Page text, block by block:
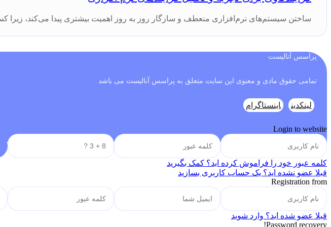
ساختن سیستم‌های نرم‌افزاری منعطف و سازگار روز به روز اهمیت بیشتری پیدا می‌کند، زیرا
پراسس آنالیست
تمامی حقوق مادی و معنوی این سایت متعلق به پراسس آنالیست می باشد
لینکدین اینستاگرام
Login to website
کلمه عبور خود را فراموش کرده اید؟ کمک بگیرید
قبلا عضو نشده اید؟ یک حساب کاربری بسازید
Registration from
قبلا عضو شده اید؟ وارد شوید
Password recovery!